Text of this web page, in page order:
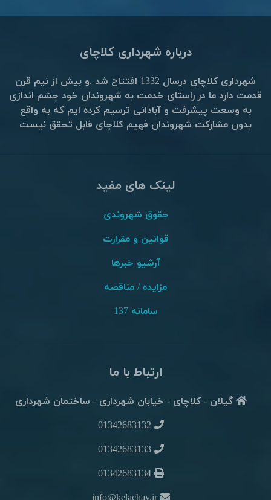
درباره شهرداری کلاچای
شهرداری کلاچای درسال 1332 افتتاح شد .و بیش از نیم قرن
قدمت دارد ما در راستای خدمت به شهروندان خود چشم اندازی
به وسعت پیشرفت و آبادانی ترسیم کرده ایم که به واقع
بدون مشارکت شهروندان فهیم کلاچای قابل تحقق نیست
لینک های مفید
حقوق شهروندی
قوانین و مقرارت
آرشیو خبرها
مزایده / مناقصه
سامانه 137
ارتباط با ما
گیلان - کلاچای - خیابان شهرداری - ساختمان شهرداری
01342683133
01342683134